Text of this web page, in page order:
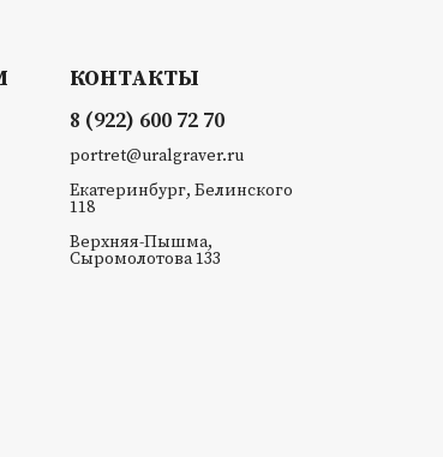
КОНТАКТЫ
8 (922) 600 72 70
portret@uralgraver.ru
Екатеринбург, Белинского
118
Верхняя-Пышма,
Сыромолотова 133